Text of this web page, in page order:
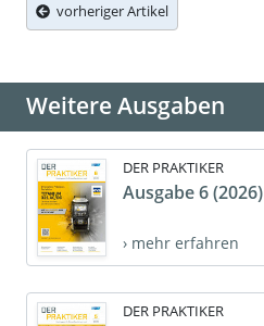
vorheriger Artikel
Weitere Ausgaben
DER PRAKTIKER
Ausgabe 6 (2026)
› mehr erfahren
DER PRAKTIKER